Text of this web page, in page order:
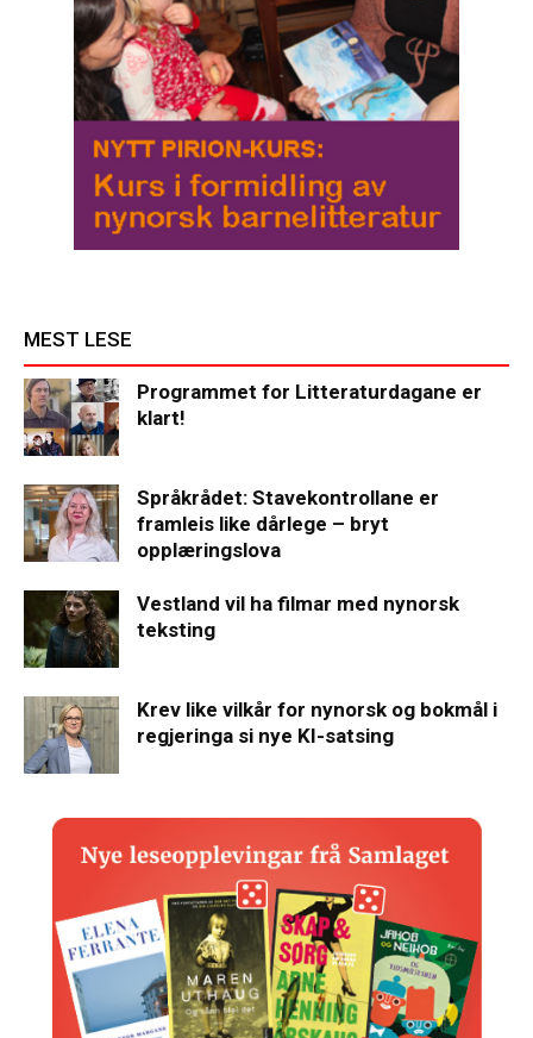
MEST LESE
Programmet for Litteraturdagane er
klart!
Språkrådet: Stavekontrollane er
framleis like dårlege – bryt
opplæringslova
Vestland vil ha filmar med nynorsk
teksting
Krev like vilkår for nynorsk og bokmål i
regjeringa si nye KI-satsing